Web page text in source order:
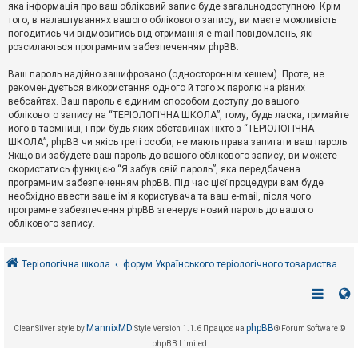
Д
о
м
о
г
яка інформація про ваш обліковий запис буде загальнодоступною. Крім
того, в налаштуваннях вашого облікового запису, ви маєте можливість
погодитись чи відмовитись від отримання e-mail повідомлень, які
розсилаються програмним забезпеченням phpBB.
Ваш пароль надійно зашифровано (одностороннім хешем). Проте, не
рекомендується використання одного й того ж паролю на різних
вебсайтах. Ваш пароль є єдиним способом доступу до вашого
облікового запису на “ТЕРІОЛОГІЧНА ШКОЛА”, тому, будь ласка, тримайте
його в таємниці, і при будь-яких обставинах ніхто з “ТЕРІОЛОГІЧНА
ШКОЛА”, phpBB чи якісь треті особи, не мають права запитати ваш пароль.
Якщо ви забудете ваш пароль до вашого облікового запису, ви можете
скористатись функцією “Я забув свій пароль”, яка передбачена
програмним забезпеченням phpBB. Під час цієї процедури вам буде
необхідно ввести ваше ім'я користувача та ваш e-mail, після чого
програмне забезпечення phpBB згенерує новий пароль до вашого
облікового запису.
Теріологічна школа форум Українського теріологічного товариства
CleanSilver style by MannixMD Style Version 1.1.6 Працює на phpBB® Forum Software ©
phpBB Limited